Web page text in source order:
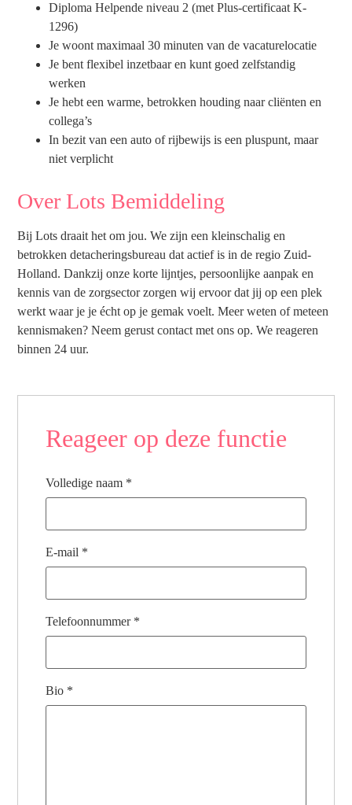
Diploma Helpende niveau 2 (met Plus-certificaat K-
1296)
Je woont maximaal 30 minuten van de vacaturelocatie
Je bent flexibel inzetbaar en kunt goed zelfstandig
werken
Je hebt een warme, betrokken houding naar cliënten en
collega’s
In bezit van een auto of rijbewijs is een pluspunt, maar
niet verplicht
Over Lots Bemiddeling
Bij Lots draait het om jou. We zijn een kleinschalig en
betrokken detacheringsbureau dat actief is in de regio Zuid-
Holland. Dankzij onze korte lijntjes, persoonlijke aanpak en
kennis van de zorgsector zorgen wij ervoor dat jij op een plek
werkt waar je je écht op je gemak voelt. Meer weten of meteen
kennismaken? Neem gerust contact met ons op. We reageren
binnen 24 uur.
Reageer op deze functie
Volledige naam *
E-mail *
Telefoonnummer *
Bio *